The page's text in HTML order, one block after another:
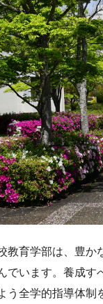
教育学部は、豊
でいます。養成
う全学的指導体